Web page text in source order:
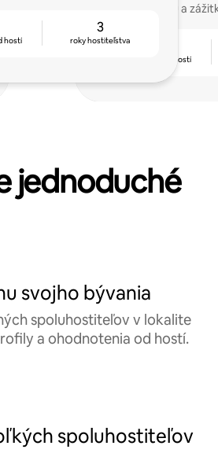
hostí
3
roky hostiteľstva
komunikáciu a
ohodnotenie od hostí
jednoduché
svojho bývania
spoluhostiteľov v lokalite
a ohodnotenia od hostí.
spoluhostiteľov